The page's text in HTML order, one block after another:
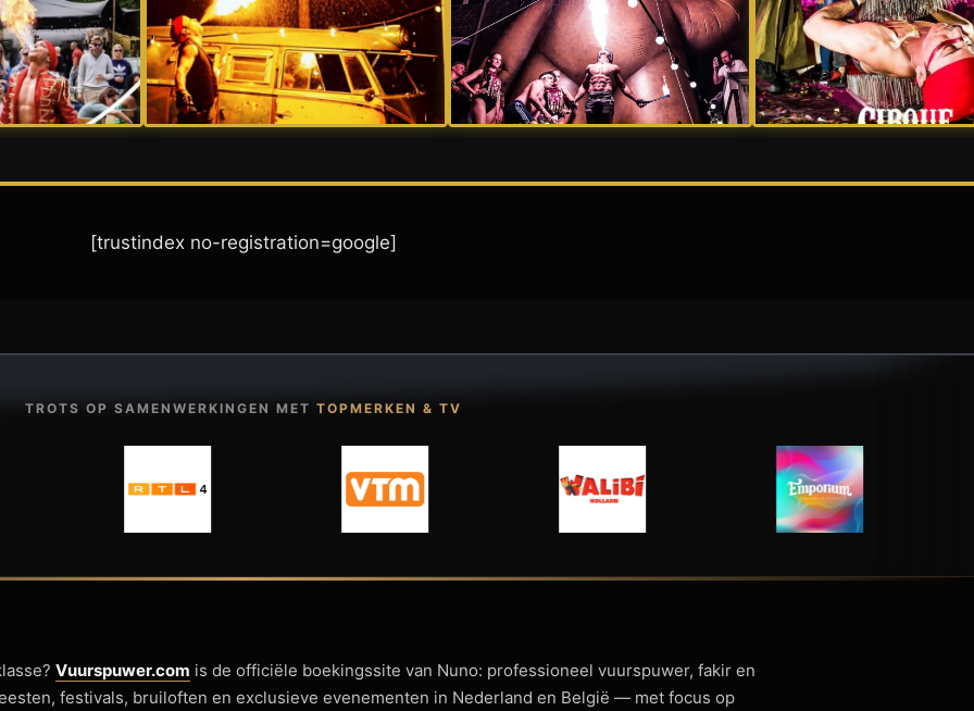
[trustindex no-registration=google]
TROTS OP SAMENWERKINGEN MET TOPMERKEN & TV
Vuurspuwer.com is de officiële boekingssite van Nuno: professioneel vuurspuwer, fakir en
festivals, bruiloften en exclusieve evenementen in Nederland en België — met focus op